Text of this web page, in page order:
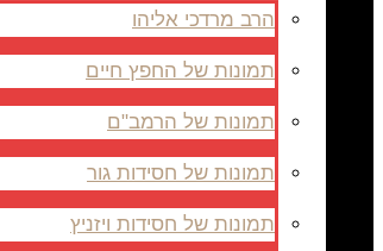
הרב מרדכי אליהו
תמונות של החפץ חיים
תמונות של הרמב"ם
תמונות של חסידות גור
תמונות של חסידות ויזניץ